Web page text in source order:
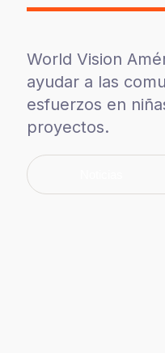
World Vision
ayudar a las
esfuerzos en
proyectos.